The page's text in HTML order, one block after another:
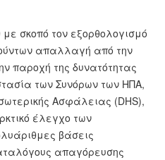
με σκοπό τον εξορθολογισμό
απαλλαγή από την
παροχή της δυνατότητας
των Συνόρων των ΗΠΑ,
Ασφάλειας (DHS),
έλεγχο των
βάσεις
απαγόρευσης